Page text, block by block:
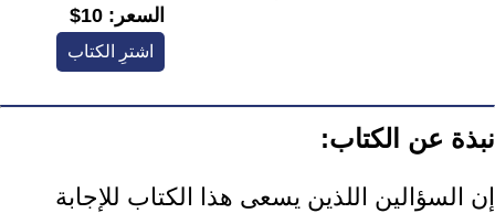
السعر: 10$
اشترِ الكتاب
نبذة عن الكتاب:
إن السؤالين اللذين يسعى هذا الكتاب للإجابة